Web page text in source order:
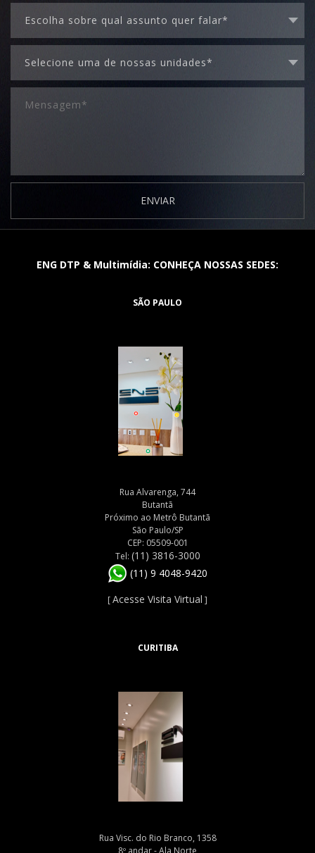
ENVIAR
ENG DTP & Multimídia: CONHEÇA NOSSAS SEDES:
SÃO PAULO
Rua Alvarenga, 744
Butantã
Próximo ao Metrô Butantã
São Paulo/SP
CEP: 05509-001
Tel: (11) 3816-3000
(11) 9 4048-9420
[Acesse Visita Virtual ]
CURITIBA
Rua Visc. do Rio Branco, 1358
8º andar - Ala Norte